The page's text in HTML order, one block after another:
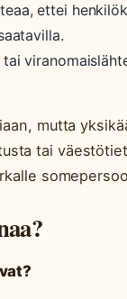
ettei
mutta
tai